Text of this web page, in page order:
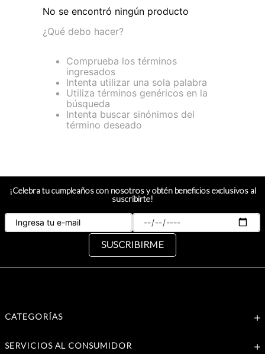
No se encontró ningún producto
¿Qué debo hacer?
Comprueba los términos
ingresados
Intenta utilizar una sola palabra
Utiliza términos genéricos en la
búsqueda
Intenta buscar sinónimos del
término deseado
¡Celebra tu cumpleaños con nosotros y obtén beneficios exclusivos al
suscribirte!
SUSCRIBIRME
CATEGORÍAS
SERVICIOS AL CONSUMIDOR